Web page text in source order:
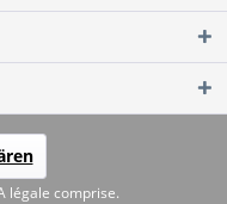
légale comprise.